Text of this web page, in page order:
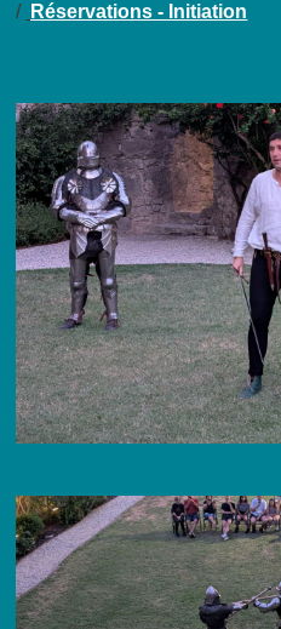
/ Réservations - Initiation